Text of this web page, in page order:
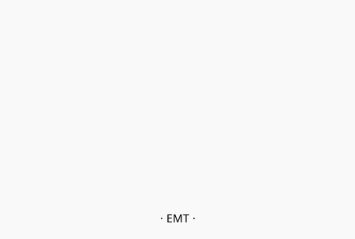
· EMT ·